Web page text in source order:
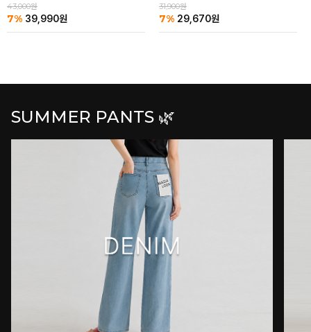
43,000원
7% 39,990원
31,900원
7% 29,670원
SUMMER PANTS 🌿